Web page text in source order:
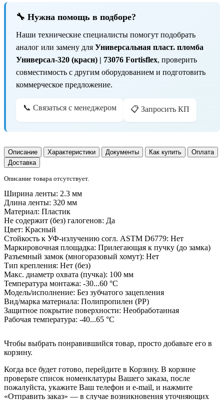
🔧 Нужна помощь в подборе?
Наши технические специалисты помогут подобрать
аналог или замену для Универсальная пласт. пломба
Универсал-320 (красн) | 73076 Fortisflex, проверить
совместимость с другим оборудованием и подготовить
коммерческое предложение.
📞 Связаться с менеджером 📋 Запросить КП
Описание Характеристики Документы Как купить
Оплата
Доставка
Описание товара отсутствует.
Ширина ленты: 2.3 мм
Длина ленты: 320 мм
Материал: Пластик
Не содержит (без) галогенов: Да
Цвет: Красный
Стойкость к УФ-излучению согл. ASTM D6779: Нет
Маркировочная площадка: Прилегающая к пучку (до замка)
Разъемный замок (многоразовый хомут): Нет
Тип крепления: Нет (без)
Макс. диаметр охвата (пучка): 100 мм
Температура монтажа: -30...60 °C
Модель/исполнение: Без зубчатого зацепления
Вид/марка материала: Полипропилен (РР)
Защитное покрытие поверхности: Необработанная
Рабочая температура: -40...65 °C
Чтобы выбрать понравившийся товар, просто добавьте его в
корзину.
Когда все будет готово, перейдите в Корзину. В корзине
проверьте список номенклатуры Вашего заказа, после
пожалуйста, укажите Ваш телефон и e-mail, и нажмите
«Отправить заказ» — в случае возникновения уточняющих